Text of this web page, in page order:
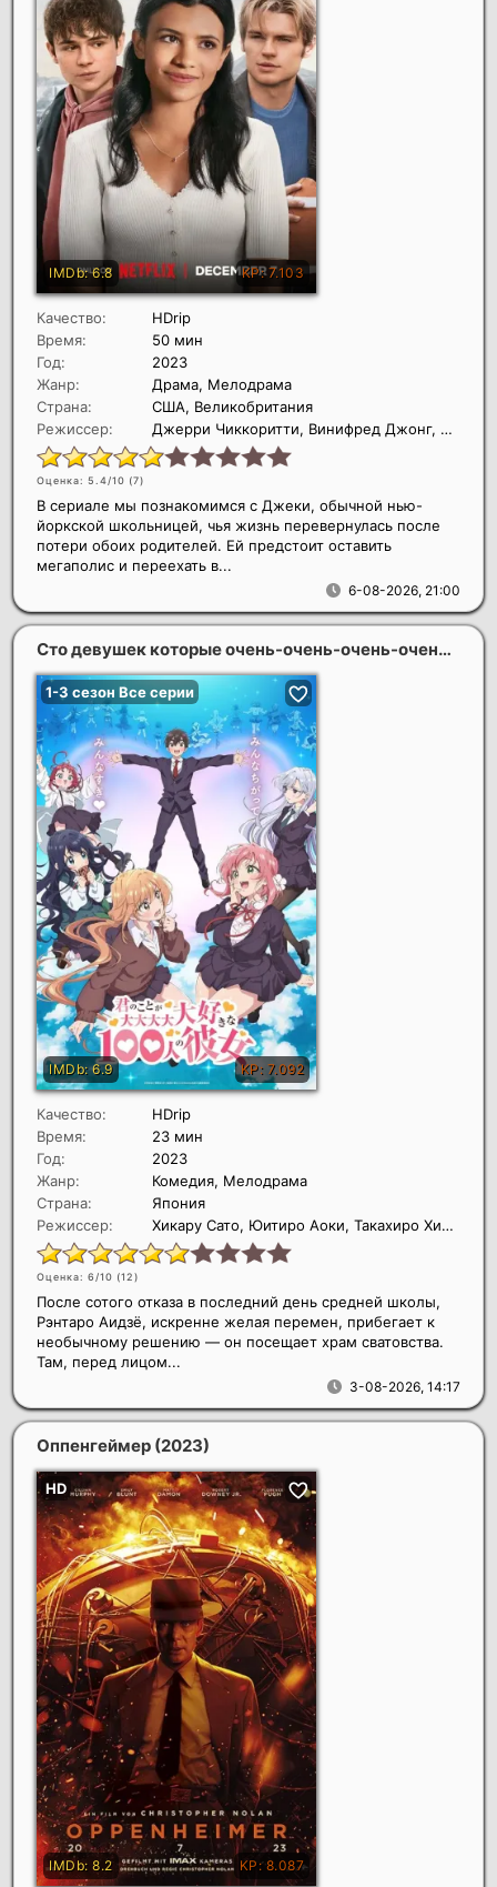
Качество:
HDrip
Время:
50 мин
Год:
2023
Жанр:
Драма, Мелодрама
Страна:
США, Великобритания
Режиссер:
Джерри Чиккоритти, Винифред Джонг, Нимиша Мукерджи
Оценка: 5.4/10 (7)
6-08-2026, 21:00
В сериале мы познакомимся с Джеки, обычной нью-
йоркской школьницей, чья жизнь перевернулась после
потери обоих родителей. Ей предстоит оставить
мегаполис и переехать в...
Сто девушек которые очень-очень-очень-очень-очень сильно тебя любят
Качество:
HDrip
Время:
23 мин
Год:
2023
Жанр:
Комедия, Мелодрама
Страна:
Япония
Режиссер:
Хикару Сато, Юитиро Аоки, Такахиро Хирата
Оценка: 6/10 (12)
3-08-2026, 14:17
После сотого отказа в последний день средней школы,
Рэнтаро Аидзё, искренне желая перемен, прибегает к
необычному решению — он посещает храм сватовства.
Там, перед лицом...
Оппенгеймер (2023)